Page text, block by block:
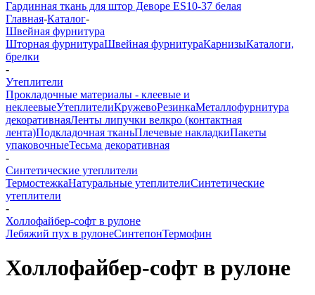
Гардинная ткань для штор Деворе ES10-37 белая
Главная-Каталог-
Швейная фурнитура
Шторная фурнитураШвейная фурнитураКарнизыКаталоги,
брелки
-
Утеплители
Прокладочные материалы - клеевые и
неклеевыеУтеплителиКружевоРезинкаМеталлофурнитура
декоративнаяЛенты липучки велкро (контактная
лента)Подкладочная тканьПлечевые накладкиПакеты
упаковочныеТесьма декоративная
-
Синтетические утеплители
ТермостежкаНатуральные утеплителиСинтетические
утеплители
-
Холлофайбер-софт в рулоне
Лебяжий пух в рулонеСинтепонТермофин
Холлофайбер-софт в рулоне